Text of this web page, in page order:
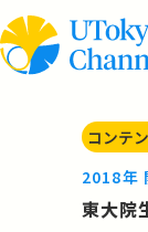
コンテ
2018年
東大院